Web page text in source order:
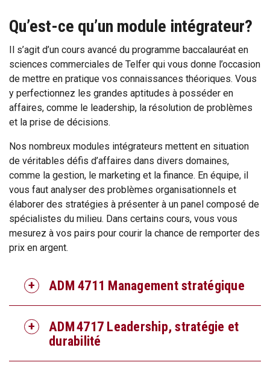
Qu’est-ce qu’un module intégrateur?
Il s’agit d’un cours avancé du programme baccalauréat en
sciences commerciales de Telfer qui vous donne l’occasion
de mettre en pratique vos connaissances théoriques. Vous
y perfectionnez les grandes aptitudes à posséder en
affaires, comme le leadership, la résolution de problèmes
et la prise de décisions.
Nos nombreux modules intégrateurs mettent en situation
de véritables défis d’affaires dans divers domaines,
comme la gestion, le marketing et la finance. En équipe, il
vous faut analyser des problèmes organisationnels et
élaborer des stratégies à présenter à un panel composé de
spécialistes du milieu. Dans certains cours, vous vous
mesurez à vos pairs pour courir la chance de remporter des
prix en argent.
ADM 4711 Management stratégique
ADM 4717 Leadership, stratégie et
durabilité